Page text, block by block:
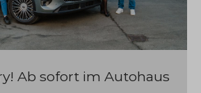
Ab sofort im Autohaus